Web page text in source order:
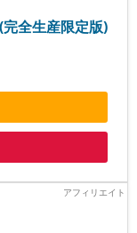
全生産限定版)